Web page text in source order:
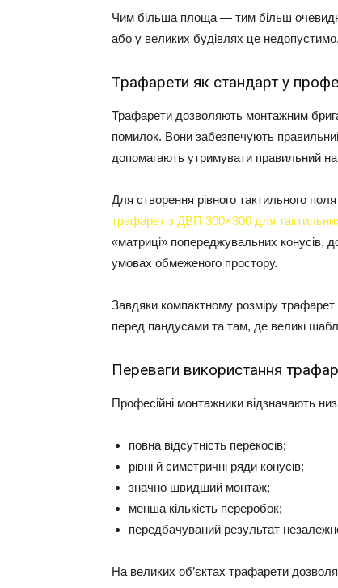
Чим більша площа — тим більш
або у великих будівлях це недопустимо.
Трафарети як стандарт у
Трафарети дозволяють монтажним
помилок. Вони забезпечують
допомагають утримувати правильний
Для створення рівного тактильного
трафарет з ДВП 300×300 для
«матриці» попереджувальних конусів,
умовах обмеженого простору.
Завдяки компактному розміру
перед пандусами та там, де великі
Переваги використання
Професійні монтажники відзначають
повна відсутність перекосів;
рівні й симетричні ряди конусів;
значно швидший монтаж;
менша кількість переробок;
передбачуваний результат
На великих об’єктах трафарети